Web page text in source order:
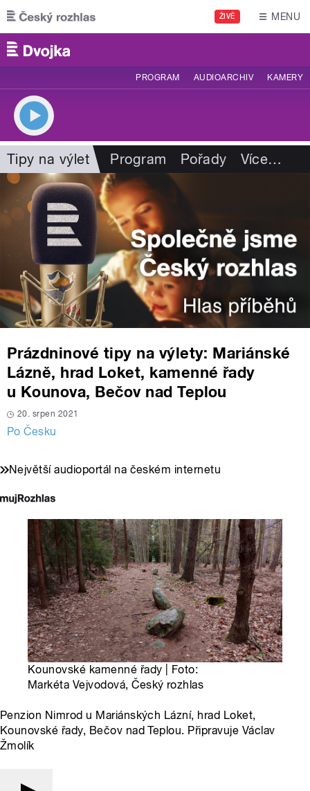
Přejít k hlavnímu obsahu
ŽIVĚ MENU
PROGRAM AUDIOARCHIV KAMERY
Tipy na výlet Program Pořady Více…
Prázdninové tipy na výlety: Mariánské
Lázně, hrad Loket, kamenné řady
u Kounova, Bečov nad Teplou
20. srpen 2021
Po Česku
Největší audioportál na českém internetu
Kounovské kamenné řady | Foto:
Markéta Vejvodová, Český rozhlas
Penzion Nimrod u Mariánských Lázní, hrad Loket,
Kounovské řady, Bečov nad Teplou. Připravuje Václav
Žmolík